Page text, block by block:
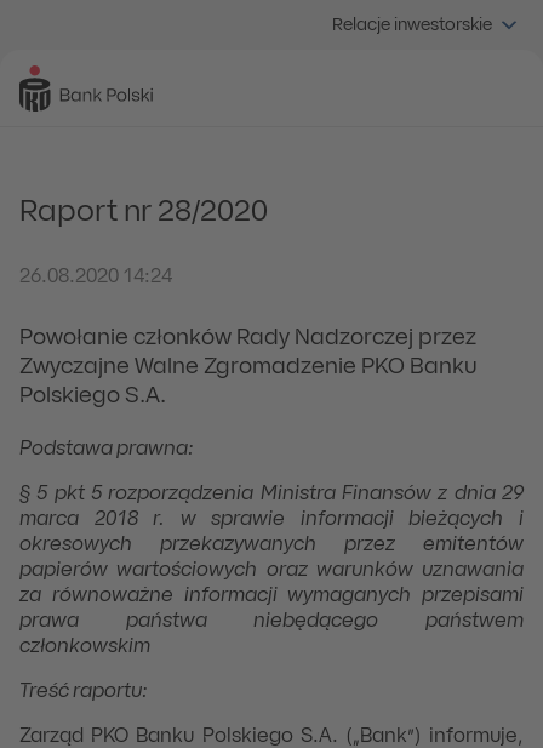
Relacje inwestorskie
Raport nr 28/2020
26.08.2020 14:24
Powołanie członków Rady Nadzorczej przez
Zwyczajne Walne Zgromadzenie PKO Banku
Polskiego S.A.
Podstawa prawna:
§ 5 pkt 5 rozporządzenia Ministra Finansów z dnia 29
marca 2018 r. w sprawie informacji bieżących i
okresowych przekazywanych przez emitentów
papierów wartościowych oraz warunków uznawania
za równoważne informacji wymaganych przepisami
prawa państwa niebędącego państwem
członkowskim
Treść raportu:
Zarząd PKO Banku Polskiego S.A. („Bank”) informuje,